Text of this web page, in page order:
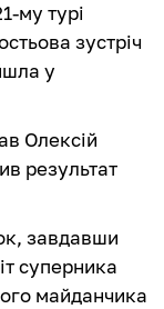
му турі
зустріч
у
Олексій
результат
завдавши
суперника
майданчика